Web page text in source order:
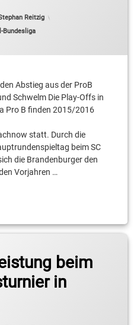
Reitzig
Bundesliga
Abstieg aus der ProB
Schwelm Die Play-Offs in
Pro B finden 2015/2016
statt. Durch die
beim SC
die Brandenburger den
Vorjahren …
beim
in